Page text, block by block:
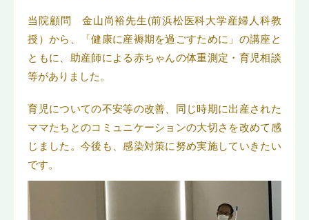
当院顧問 金山尚裕先生(前浜松医科大学産婦人科教
授）から、「健康に産褥期を過ごすために」の講座と
ともに、助産師による赤ちゃんの体重測定・育児相談
等がありました。
育児についての不安等の改善、同じ時期に出産された
ママたちとのコミュニケーションの大切さを改めて感
じました。今後も、感染対策に努め実施していきたい
です。